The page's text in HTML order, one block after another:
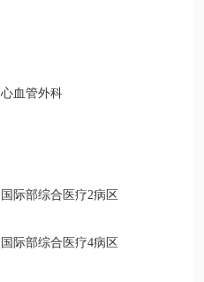
心血管外科
国际部综合医疗2病区
国际部综合医疗4病区